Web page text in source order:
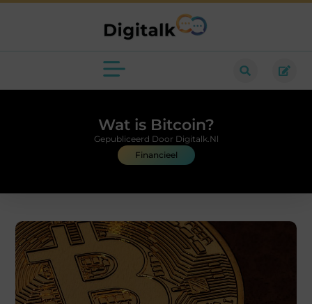
Wat is Bitcoin?
Financieel
Gepubliceerd Door Digitalk.nl